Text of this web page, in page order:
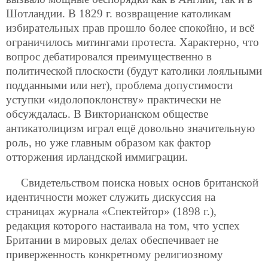
Шотландии. В 1829 г. возвращение католикам
избирательных прав прошло более спокойно, и всё
ограничилось митингами протеста. Характерно, что
вопрос дебатировался преимущественно в
политической плоскости (будут католики лояльными
подданными или нет), проблема допустимости
уступки «идолопоклонству» практически не
обсуждалась. В Викторианском обществе
антикатолицизм играл ещё довольно значительную
роль, но уже главным образом как фактор
отторжения ирландской иммиграции.
Свидетельством поиска новых основ британской
идентичности может служить дискуссия на
страницах журнала «Спектейтор» (1898 г.),
редакция которого настаивала на том, что успех
Британии в мировых делах обеспечивает не
приверженность конкретному религиозному